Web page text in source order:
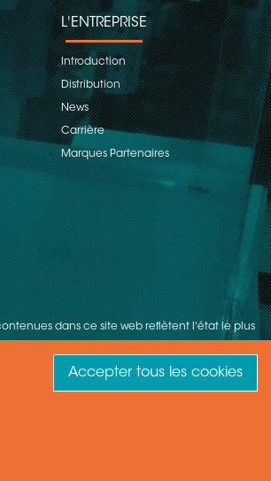
Accepter tous les cookies
L'ENTREPRISE
Introduction
Distribution
News
Carrière
Marques Partenaires
dans ce site web reflètent l'état le plus